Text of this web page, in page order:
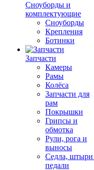
Cноуборды и
комплектующие
Сноуборды
Крепления
Ботинки
Запчасти
Камеры
Рамы
Колёса
Запчасти для
рам
Покрышки
Грипсы и
обмотка
Рули, рога и
выносы
Седла, штыри
педали